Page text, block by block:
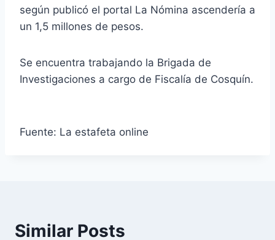
según publicó el portal La Nómina ascendería a
un 1,5 millones de pesos.
Se encuentra trabajando la Brigada de
Investigaciones a cargo de Fiscalía de Cosquín.
Fuente: La estafeta online
Similar Posts